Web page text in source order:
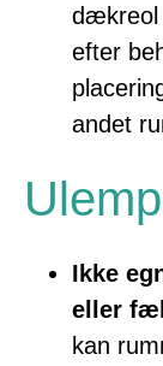
dækreol
efter
andet
Ikke
eller
kan